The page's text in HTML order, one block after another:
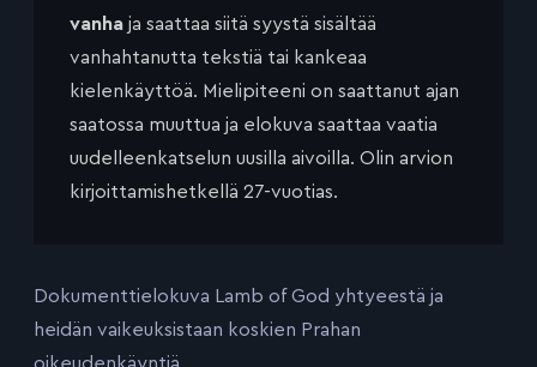
vanha ja saattaa siitä syystä sisältää
vanhahtanutta tekstiä tai kankeaa
kielenkäyttöä. Mielipiteeni on saattanut ajan
saatossa muuttua ja elokuva saattaa vaatia
uudelleenkatselun uusilla aivoilla. Olin arvion
kirjoittamishetkellä 27-vuotias.
Dokumenttielokuva Lamb of God yhtyeestä ja
heidän vaikeuksistaan koskien Prahan
oikeudenkäyntiä…